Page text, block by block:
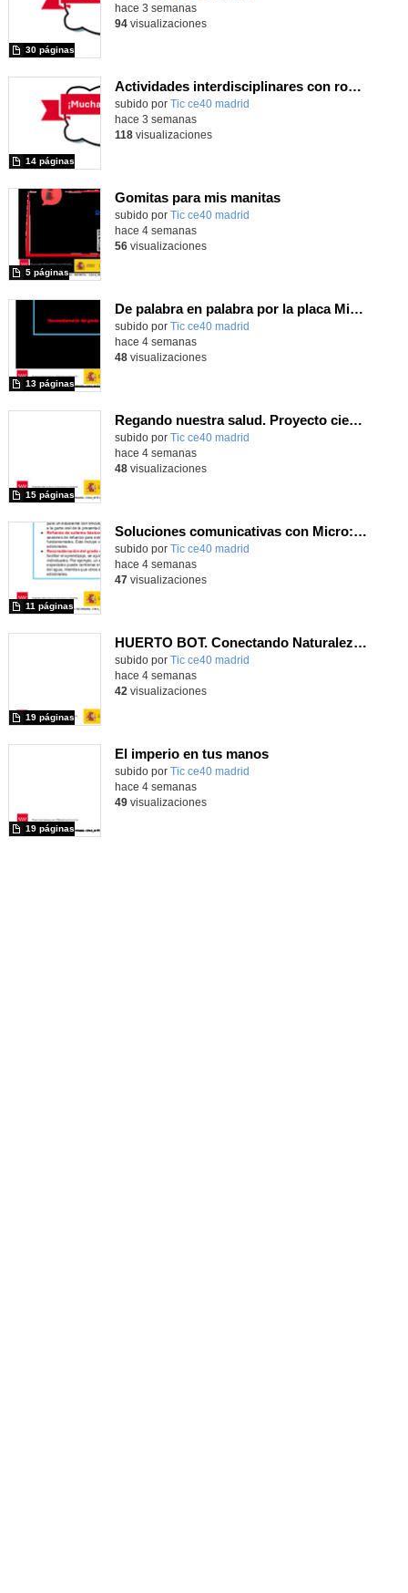
30 páginas
hace 3 semanas
94visualizaciones
Actividades interdisciplinares con robótica y pensamiento computacional
Contenido educativo.
subido por Tic ce40 madrid
14 páginas
hace 3 semanas
118visualizaciones
Gomitas para mis manitas
subido por Tic ce40 madrid
5 páginas
hace 4 semanas
56visualizaciones
De palabra en palabra por la placa Micro:Bit
subido por Tic ce40 madrid
13 páginas
hace 4 semanas
48visualizaciones
Regando nuestra salud. Proyecto científico con Micro:Bit.
subido por Tic ce40 madrid
15 páginas
hace 4 semanas
48visualizaciones
Soluciones comunicativas con Micro:Bit
subido por Tic ce40 madrid
11 páginas
hace 4 semanas
47visualizaciones
HUERTO BOT. Conectando Naturaleza y Tecnología
subido por Tic ce40 madrid
19 páginas
hace 4 semanas
42 visualizaciones
El imperio en tus manos
subido por Tic ce40 madrid
19 páginas
hace 4 semanas
49visualizaciones